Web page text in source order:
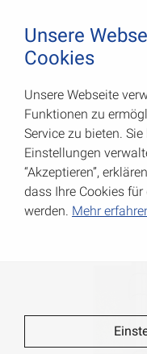
Produkte
Unsere
Cookies
Unsere Webseite
Funktionen zu
Service zu bieten.
Einstellungen
“Akzeptieren”,
dass Ihre Cookies
werden. Mehr